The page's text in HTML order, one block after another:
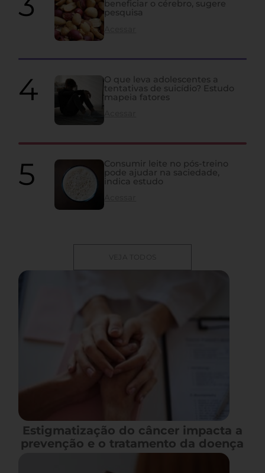
beneficiar o cérebro, sugere
pesquisa
O que leva adolescentes a
tentativas de suicídio? Estudo
mapeia fatores
Consumir leite no pós-treino
pode ajudar na saciedade,
indica estudo
VEJA TODOS
Estigmatização do câncer impacta a
prevenção e o tratamento da doença